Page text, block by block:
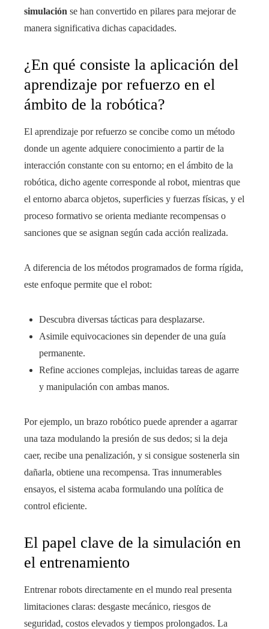
simulación se han convertido en pilares para mejorar de
manera significativa dichas capacidades.
¿En qué consiste la aplicación del
aprendizaje por refuerzo en el
ámbito de la robótica?
El aprendizaje por refuerzo se concibe como un método
donde un agente adquiere conocimiento a partir de la
interacción constante con su entorno; en el ámbito de la
robótica, dicho agente corresponde al robot, mientras que
el entorno abarca objetos, superficies y fuerzas físicas, y el
proceso formativo se orienta mediante recompensas o
sanciones que se asignan según cada acción realizada.
A diferencia de los métodos programados de forma rígida,
este enfoque permite que el robot:
Descubra diversas tácticas para desplazarse.
Asimile equivocaciones sin depender de una guía
permanente.
Refine acciones complejas, incluidas tareas de agarre
y manipulación con ambas manos.
Por ejemplo, un brazo robótico puede aprender a agarrar
una taza modulando la presión de sus dedos; si la deja
caer, recibe una penalización, y si consigue sostenerla sin
dañarla, obtiene una recompensa. Tras innumerables
ensayos, el sistema acaba formulando una política de
control eficiente.
El papel clave de la simulación en
el entrenamiento
Entrenar robots directamente en el mundo real presenta
limitaciones claras: desgaste mecánico, riesgos de
seguridad, costos elevados y tiempos prolongados. La